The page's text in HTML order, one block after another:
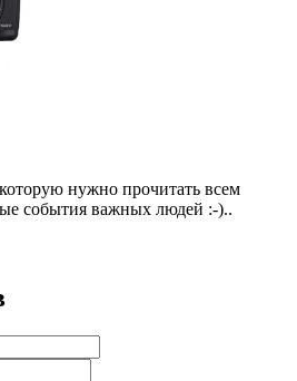
нужно прочитать всем
события важных людей :-)..